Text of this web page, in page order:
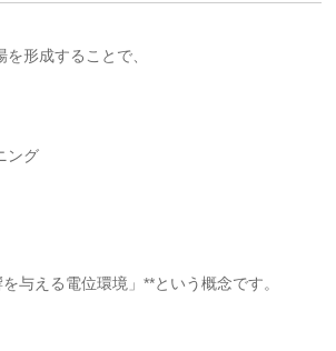
形成することで、
ング
与える電位環境」**という概念です。